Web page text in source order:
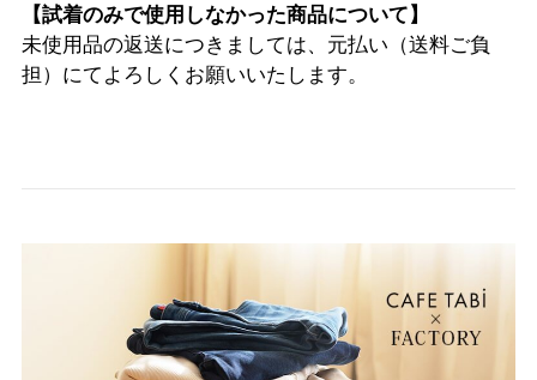
【試着のみで使用しなかった商品について】
未使用品の返送につきましては、元払い（送料ご負
担）にてよろしくお願いいたします。